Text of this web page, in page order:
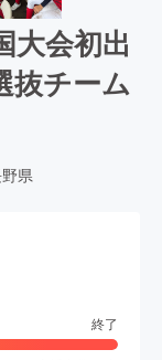
大会初出
抜チーム
県
終了